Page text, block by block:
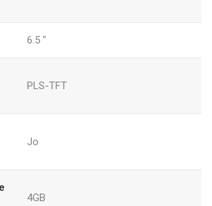
6.5 "
PLS-TFT
Jo
4GB